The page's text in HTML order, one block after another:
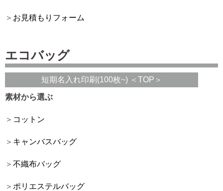
お見積もりフォーム
エコバッグ
短期名入れ印刷(100枚~) ＜TOP＞
素材から選ぶ
コットン
キャンバスバッグ
不織布バッグ
ポリエステルバッグ